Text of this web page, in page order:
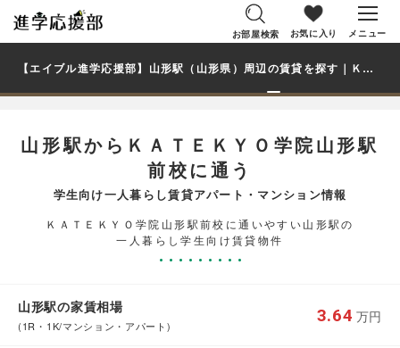
お部屋検索 お気に入り メニュー
【エイブル進学応援部】山形駅（山形県）周辺の賃貸を探す｜ＫＡＴＥＫＹＯ学院山形駅前校学生・大学生の一人暮らし向け賃貸マンション・アパート
山形駅からＫＡＴＥＫＹＯ学院山形駅
前校に通う
学生向け一人暮らし賃貸アパート・マンション情報
ＫＡＴＥＫＹＯ学院山形駅前校に通いやすい山形駅の
一人暮らし学生向け賃貸物件
山形駅の家賃相場
(1R・1K/マンション・アパート)
3.64 万円